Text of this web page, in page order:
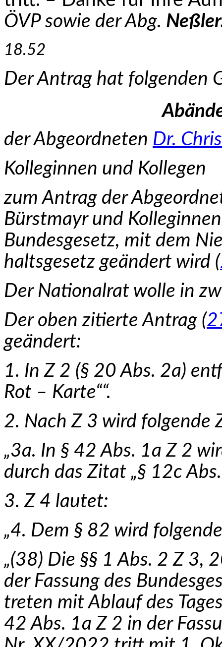
ÖVP sowie der Abg.
18.52
Der Antrag hat folgenden
der Abgeordneten Dr.
Kolleginnen und Kollegen
zum Antrag der
Bürstmayr und
Bundesgesetz, mit dem
haltsgesetz geändert wird (
Der Nationalrat wolle in
Der oben zitierte Antrag (
geändert:
1. In Z 2 (§ 20 Abs. 2a)
Rot – Karte““.
2. Nach Z 3 wird folgende
„3a. In § 42 Abs. 1a Z 2
durch das Zitat „§ 12c
3. Z 4 lautet:
„4. Dem § 82 wird
„(38) Die §§ 1 Abs. 2 Z 3,
der Fassung des
treten mit Ablauf des
42 Abs. 1a Z 2 in der